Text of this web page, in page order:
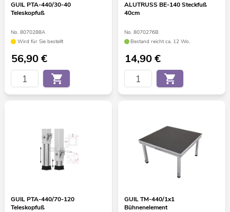
GUIL PTA-440/30-40
Teleskopfuß
No. 8070288A
Wird für Sie bestellt
56,90€
ALUTRUSS BE-140 Steckfuß
40cm
No. 8070276B
Bestand reicht ca. 12 Wo.
14,90€
GUIL PTA-440/70-120
Teleskopfuß
GUIL TM-440/1x1
Bühnenelement